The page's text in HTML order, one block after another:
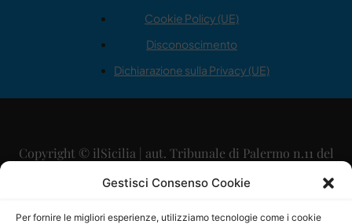
Gestisci Consenso Cookie
Per fornire le migliori esperienze, utilizziamo tecnologie come i cookie
Cookie Policy (UE)
Disconoscimento
Dichiarazione sulla Privacy (UE)
Copyright © ilSicilia | aut. Tribunale di Palermo n.11 del
29/09/2015